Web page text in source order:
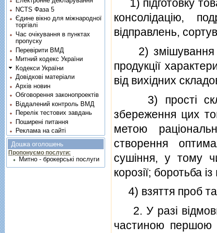
1) пiдготовку
консолiдацiю,
вiдправлень,
2) змiшування
продукцiї
вiд вихiдних
3) простi
збереження цих
метою
створення
сушiння, у тому
корозiї; боротьба
4) взяття проб та
2. У разi вiдмови
частиною першою
NCTS Фаза 5
Єдине вікно для міжнародної
торгівлі
Час очікування в пунктах
пропуску
Перевірити ВМД
Митний кодекс України
Кодекси України
Довідкові матеріали
Архів новин
Обговорення законопроектів
Віддалений контроль ВМД
Перелік тестових завдань
Поширені питання
Реклама на сайті
Дошка оголошень
Пропонуємо послуги:
Митно - брокерські послуги